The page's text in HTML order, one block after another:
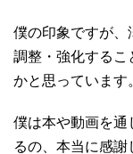
僕の印象ですが、
調整・強化するこ
かと思っています
僕は本や動画を通
るの、本当に感謝